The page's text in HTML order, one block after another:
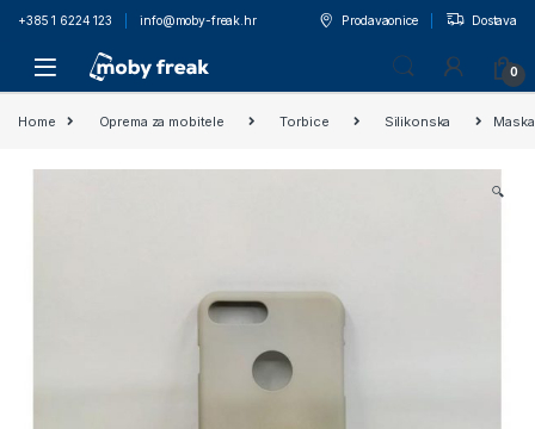
+385 1 6224 123 info@moby-freak.hr Prodavaonice Dostava
0
Home Oprema za mobitele Torbice Silikonska
🔍